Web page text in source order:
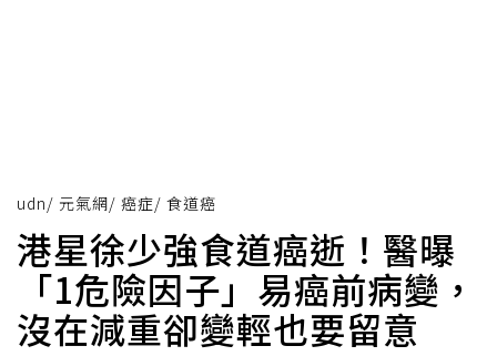
udn/ 元氣網/ 癌症/ 食道癌
港星徐少強食道癌逝！醫曝
「1危險因子」易癌前病變，
沒在減重卻變輕也要留意